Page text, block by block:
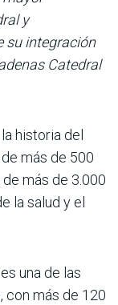
y
su integración
Catedral
historia del
más de 500
más de 3.000
la salud y el
una de las
con más de 120